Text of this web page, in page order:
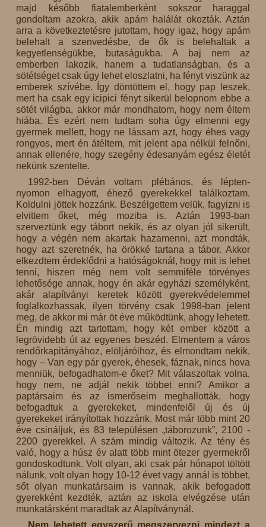
majd később fiatalemberként sokszor haraggal
gondoltam azokra, akik apám halálát okozták. Aztán
arra a következtetésre jutottam, hogy igaz, hogy apám
belehalt a szenvedésbe, de ők is belehaltak a
kegyetlenségükbe, butaságukba. A baj nem az
emberben lakozik, hanem a tudatlanságban, és a
sötétséget csak úgy lehet eloszlatni, ha fényt viszünk az
emberek szívébe. Így döntöttem el, hogy pap leszek,
mert ha csak egy icipici fényt sikerül belopnom ebbe a
sötét világba, akkor már mondhatom, hogy nem éltem
hiába. És ezért nem tudtam soha úgy elmenni egy
gyermek mellett, hogy ne lássam azt, hogy éhes vagy
rongyos, mert én átéltem, mit jelent apa nélkül felnőni,
annak ellenére, hogy szegény édesanyám egész életét
nekünk szentelte.
1992-ben Déván voltam plébános, és lépten-
nyomon elhagyott, éhező gyerekekkel találkoztam.
Koldulni jöttek hozzánk. Beszélgettem velük, fagyizni is
elvittem őket, még moziba is. Aztán 1993-ban
szerveztünk egy tábort nekik, és az olyan jól sikerült,
hogy a végén nem akartak hazamenni, azt mondták,
hogy azt szeretnék, ha örökké tartana a tábor. Akkor
elkezdtem érdeklődni a hatóságoknál, hogy mit is lehet
tenni, hiszen még nem volt semmiféle törvényes
lehetősége annak, hogy én akár egyházi személyként,
akár alapítványi keretek között gyerekvédelemmel
foglalkozhassak, ilyen törvény csak 1998-ban jelent
meg, de akkor mi már öt éve működtünk, ahogy lehetett.
Én mindig azt tartottam, hogy két ember között a
legrövidebb út az egyenes beszéd. Elmentem a város
rendőrkapitányához, elöljáróihoz, és elmondtam nekik,
hogy – Van egy pár gyerek, éhesek, fáznak, nincs hova
menniük, befogadhatom-e őket? Mit válaszoltak volna,
hogy nem, ne adjál nekik többet enni? Amikor a
paptársaim és az ismerőseim meghallották, hogy
befogadtuk a gyerekeket, mindenfelől új és új
gyerekeket irányítottak hozzánk. Most már több mint 20
éve csináljuk, és 83 településen „táborozunk”, 2100 -
2200 gyerekkel. A szám mindig változik. Az tény és
való, hogy a húsz év alatt több mint ötezer gyermekről
gondoskodtunk. Volt olyan, aki csak pár hónapot töltött
nálunk, volt olyan hogy 10-12 évet vagy annál is többet,
sőt olyan munkatársaim is vannak, akik befogadott
gyerekként kezdték, aztán az iskola elvégzése után
munkatársként maradtak az Alapítványnál.
Nem lehetett egyszerű megszervezni mindezt a